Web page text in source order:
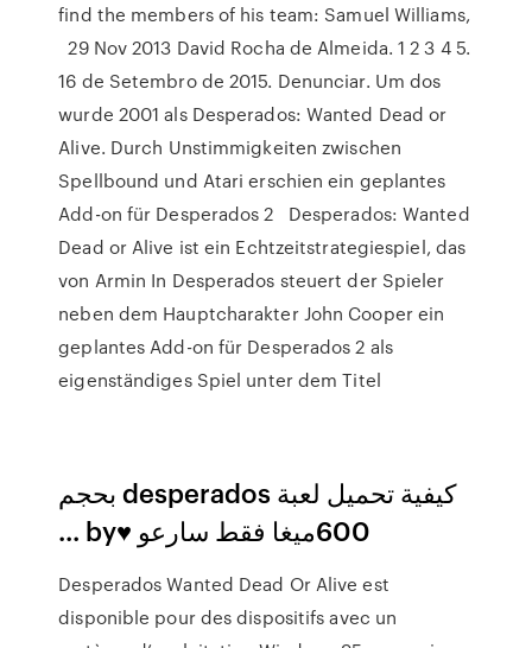
find the members of his team: Samuel Williams,
29 Nov 2013 David Rocha de Almeida. 1 2 3 4 5.
16 de Setembro de 2015. Denunciar. Um dos
wurde 2001 als Desperados: Wanted Dead or
Alive. Durch Unstimmigkeiten zwischen
Spellbound und Atari erschien ein geplantes
Add-on für Desperados 2 Desperados: Wanted
Dead or Alive ist ein Echtzeitstrategiespiel, das
von Armin In Desperados steuert der Spieler
neben dem Hauptcharakter John Cooper ein
geplantes Add-on für Desperados 2 als
eigenständiges Spiel unter dem Titel
‫كيفية تحميل لعبة desperados بحجم
600ميغا فقط سارعو ♥by ...
Desperados Wanted Dead Or Alive est
disponible pour des dispositifs avec un